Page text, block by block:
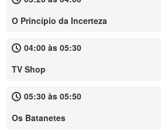
O Princípio da Incerteza
04:00 às 05:30
TV Shop
05:30 às 05:50
Os Batanetes